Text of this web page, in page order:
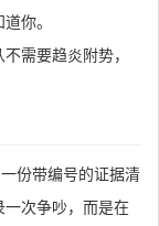
你。
需要趋炎附势，
份带编号的证据清
次争吵，而是在